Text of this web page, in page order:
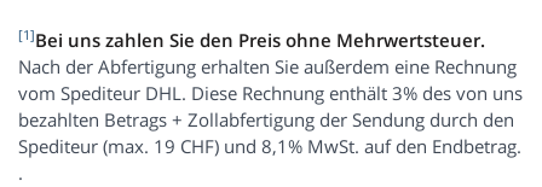
[1]Bei uns zahlen Sie den Preis ohne Mehrwertsteuer.
Nach der Abfertigung erhalten Sie außerdem eine Rechnung
vom Spediteur DHL. Diese Rechnung enthält 3% des von uns
bezahlten Betrags + Zollabfertigung der Sendung durch den
Spediteur (max. 19 CHF) und 8,1% MwSt. auf den Endbetrag.
.